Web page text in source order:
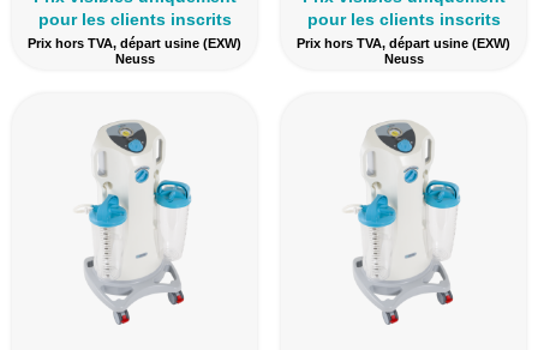
pour les clients inscrits
Prix hors TVA, départ usine (EXW)
Neuss
pour les clients inscrits
Prix hors TVA, départ usine (EXW)
Neuss